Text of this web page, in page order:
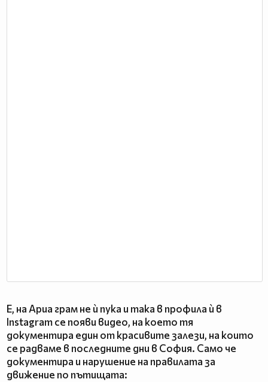
Е, на Ариа грам не ѝ пука и така в профила ѝ в
Instagram се появи видео, на което тя
документира един от красивите залези, на които
се радваме в последните дни в София. Само че
документира и нарушение на правилата за
движение по пътищата: